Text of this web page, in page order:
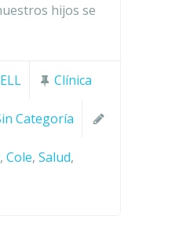
hijos se
Clínica
Categoría
, Cole, Salud,